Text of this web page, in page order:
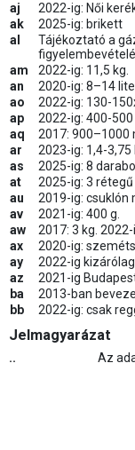
aj
2022-ig: Női
ak
2025-ig: brikett
al
Tájékoztató a
am
2022-ig: 11,5 kg.
an
2020-ig: 8–14
ao
2022-ig: 130-
ap
2022-ig: 400-
aq
2017: 900–1000
ar
2023-ig: 1,4-3,75
as
2025-ig: 8
at
2025-ig: 3 rétegű
au
2019-ig: csuklón
av
2021-ig: 400 g.
aw
2017: 3 kg.
ax
2020-ig:
ay
2022-ig
az
2021-ig
ba
2013-ban
bb
2022-ig: csak
Jelmagyarázat
.. Az